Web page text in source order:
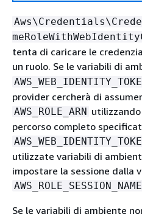
tenta di caricare le
un ruolo. Se le variabili di
provider cercherà di
AWS_ROLE_ARN
percorso completo
utilizzate variabili di
impostare la sessione dalla
AWS_ROLE_SESSION_NAME
Se le variabili di ambiente